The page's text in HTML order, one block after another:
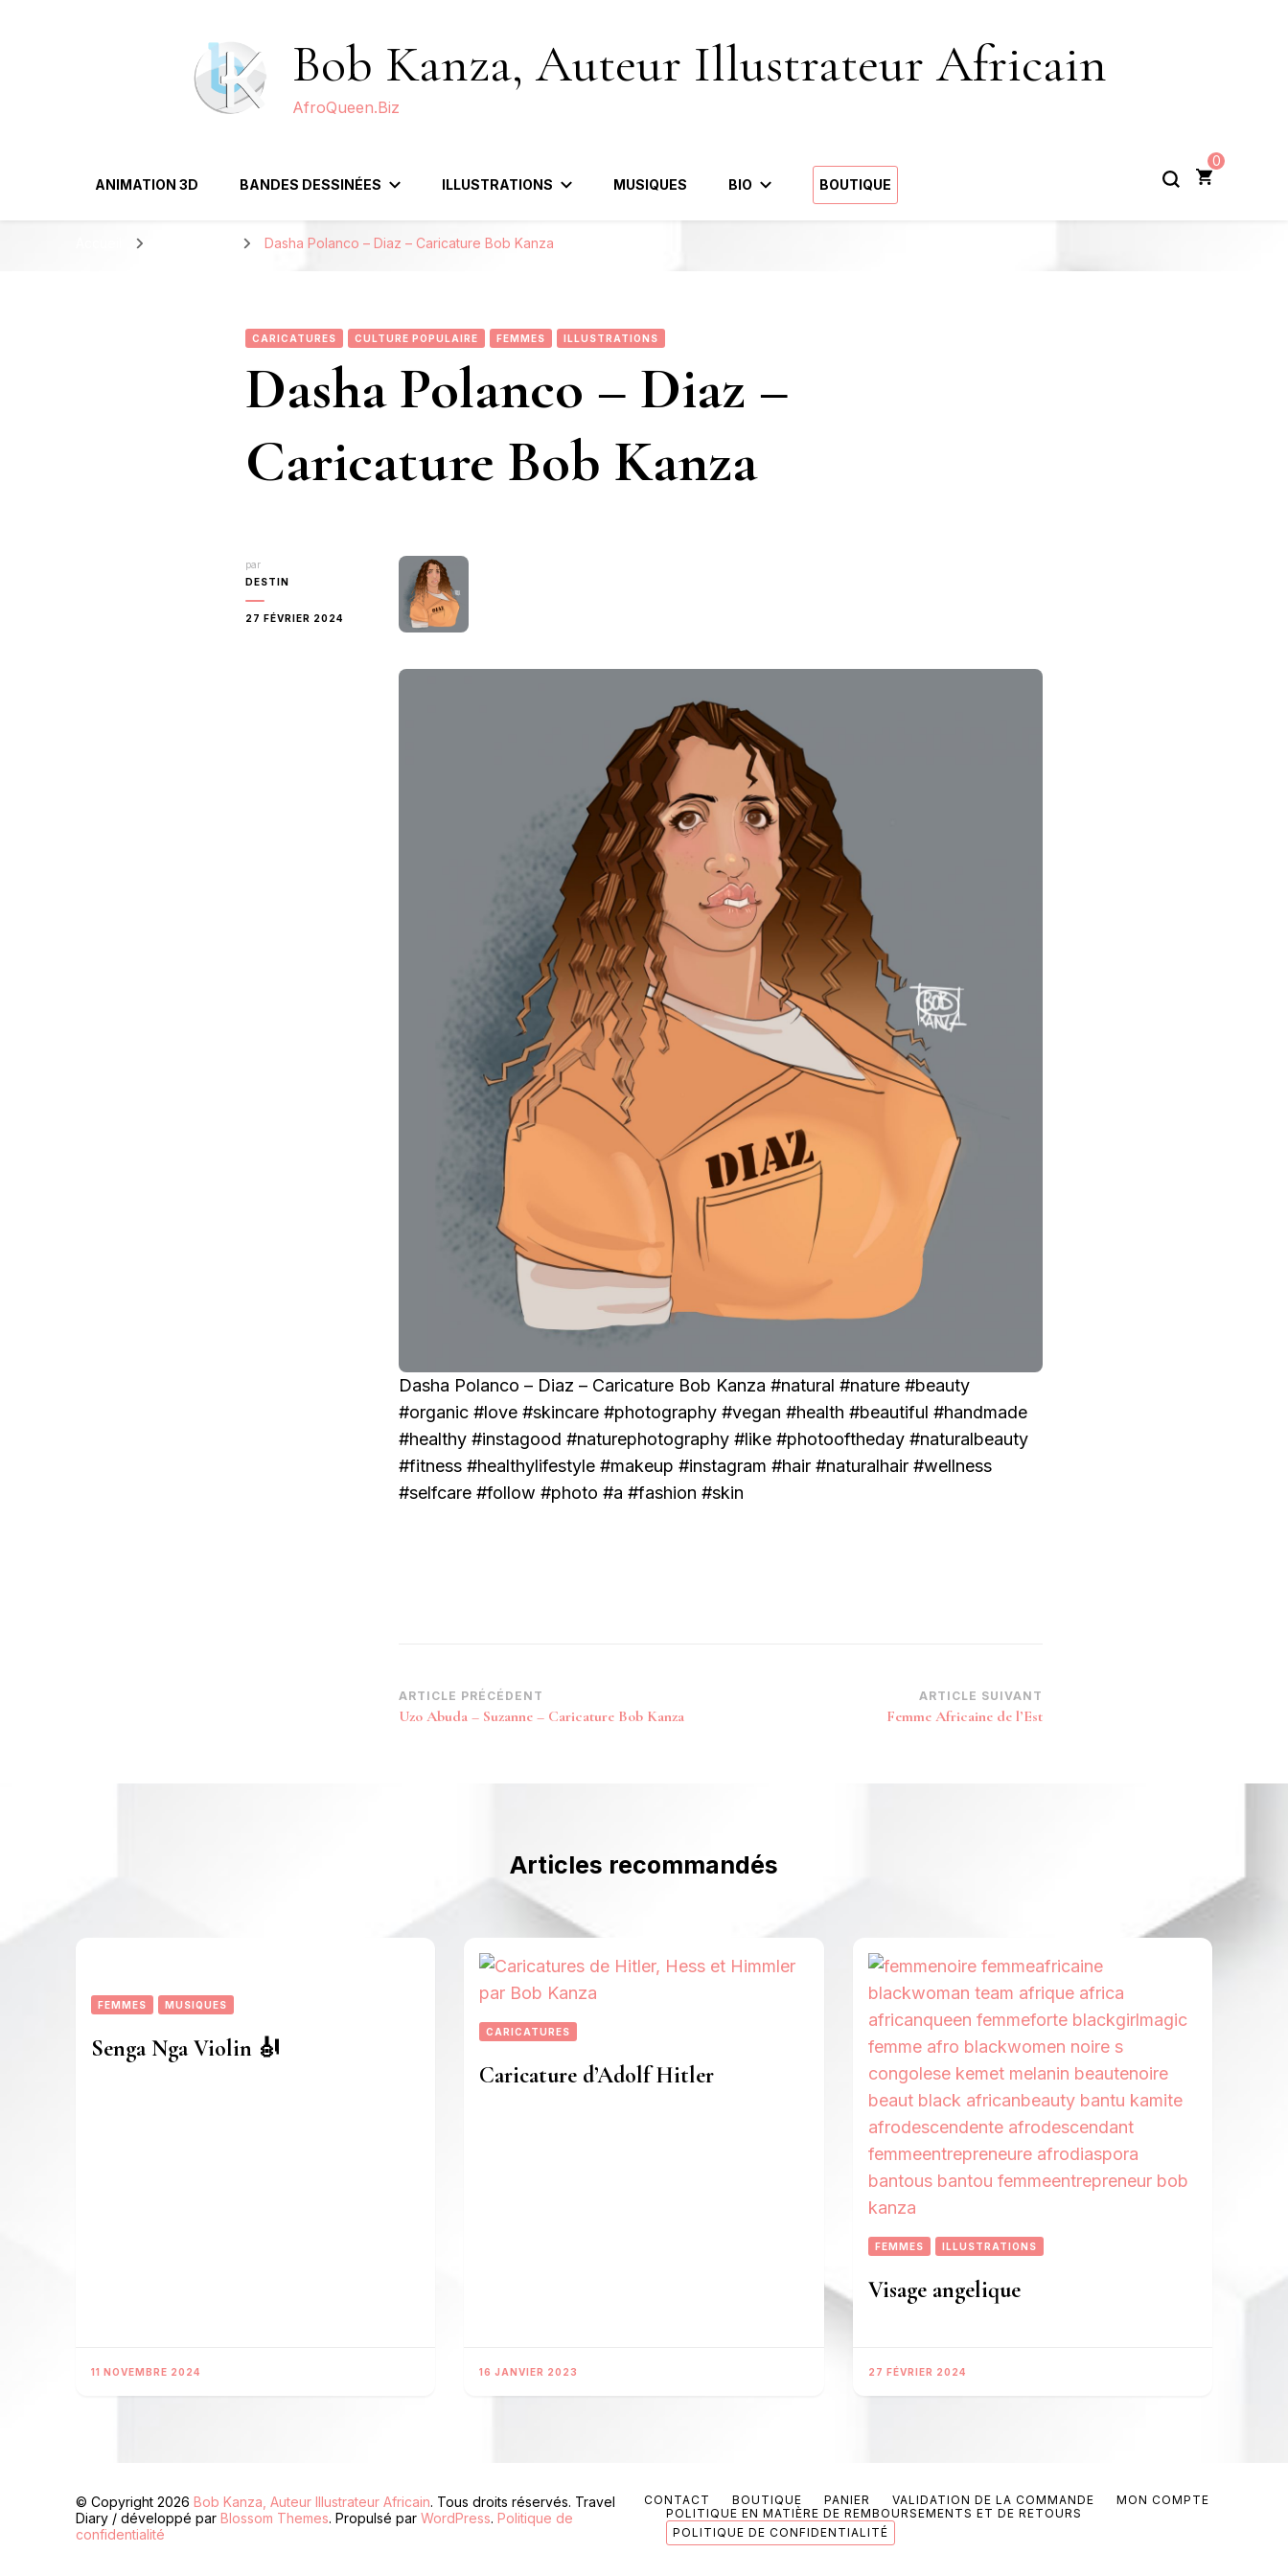
Bob Kanza, Auteur Illustrateur Africain
AfroQueen.Biz
ANIMATION 3D BANDES DESSINÉES ILLUSTRATIONS MUSIQUES BIO BOUTIQUE
0
Dasha Polanco – Diaz – Caricature Bob Kanza
CARICATURES CULTURE POPULAIRE FEMMES ILLUSTRATIONS
Dasha Polanco – Diaz –
Caricature Bob Kanza
par
DESTIN
27 FÉVRIER 2024
Dasha Polanco – Diaz – Caricature Bob Kanza #natural #nature #beauty
#organic #love #skincare #photography #vegan #health #beautiful #handmade
#healthy #instagood #naturephotography #like #photooftheday #naturalbeauty
#fitness #healthylifestyle #makeup #instagram #hair #naturalhair #wellness
#selfcare #follow #photo #a #fashion #skin
Navigation
d’article
ARTICLE PRÉCÉDENT
Uzo Abuda – Suzanne – Caricature Bob Kanza
ARTICLE SUIVANT
Femme Africaine de l’Est
Articles recommandés
FEMMES MUSIQUES
Senga Nga Violin 🎻
11 NOVEMBRE 2024
CARICATURES
Caricature d’Adolf Hitler
16 JANVIER 2023
FEMMES ILLUSTRATIONS
Visage angelique
27 FÉVRIER 2024
© Copyright 2026 Bob Kanza, Auteur Illustrateur Africain. Tous droits réservés. Travel
Diary / développé par Blossom Themes. Propulsé par WordPress. Politique de
confidentialité
CONTACT BOUTIQUE PANIER VALIDATION DE LA COMMANDE
MON COMPTE
POLITIQUE EN MATIÈRE DE REMBOURSEMENTS ET DE RETOURS
POLITIQUE DE CONFIDENTIALITÉ